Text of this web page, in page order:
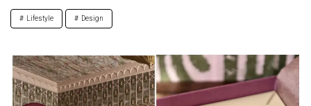
Lifestyle Design